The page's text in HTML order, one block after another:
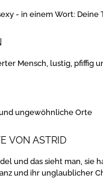
- in einem Wort: Deine
Mensch, lustig, pfiffig
ungewöhnliche Orte
VON ASTRID
und das sieht man, sie
und ihr unglaublicher